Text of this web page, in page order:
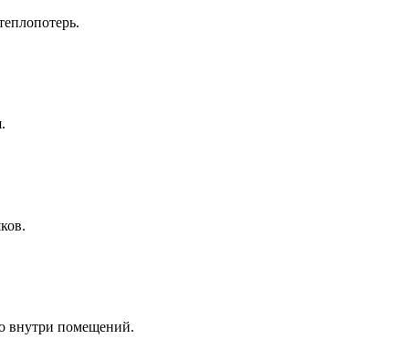
внутри помещений.